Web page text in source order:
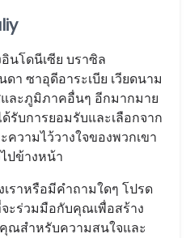
นโดนีเซีย บราซิล
ดา ซาอุดีอาระเบีย เวียดนาม
ละภูมิภาคอื่นๆ อีกมากมาย
ด้รับการยอมรับและเลือกจาก
ความไว้วางใจของพวกเขา
ปข้างหน้า
ราหรือมีคำถามใดๆ โปรด
จะร่วมมือกับคุณเพื่อสร้าง
ณสำหรับความสนใจและ